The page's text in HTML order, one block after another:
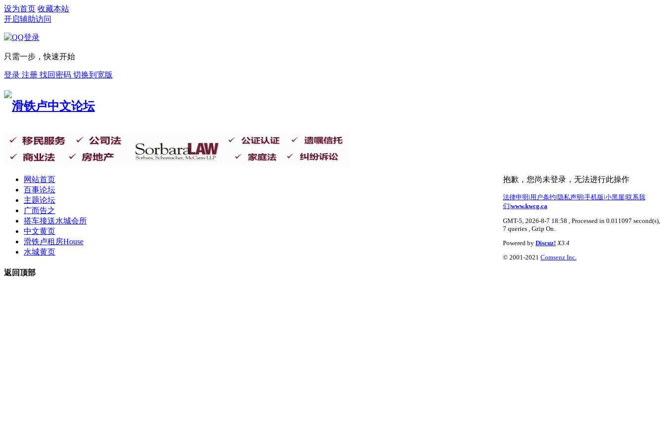
设为首页 收藏本站
开启辅助访问
只需一步，快速开始
登录 注册 找回密码 切换到宽版
网站首页
百事论坛
主题论坛
广而告之
搭车接送水城会所
中文黄页
滑铁卢租房House
水城黄页
抱歉，您尚未登录，无法进行此操作
法律申明 |用户条约|隐私声明 |手机版|小黑屋|联系我
们|www.kwcg.ca
GMT-5, 2026-8-7 18:58 , Processed in 0.011097 second(s),
7 queries , Gzip On.
Powered by Discuz! X3.4
© 2001-2021 Comsenz Inc.
返回顶部